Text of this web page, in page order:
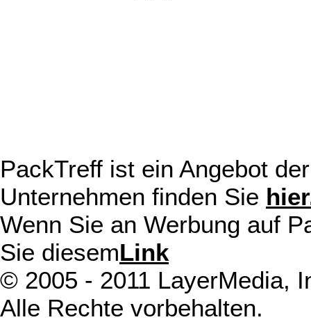
PackTreff ist ein Angebot
Unternehmen finden Sie
Wenn Sie an Werbung auf
Sie diesemLink
© 2005 - 2011 LayerMedia,
Alle Rechte vorbehalten.